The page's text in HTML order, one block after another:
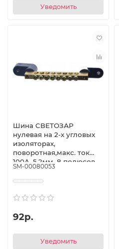
Уведомить
Шина СВЕТОЗАР
нулевая на 2-х угловых
изоляторах,
поворотная,макс. ток
100А, 5,2мм, 8 полюсов
SM-00080053
92р.
Уведомить